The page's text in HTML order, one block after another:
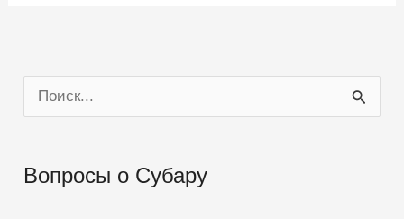
о
с
Вопросы о Субару